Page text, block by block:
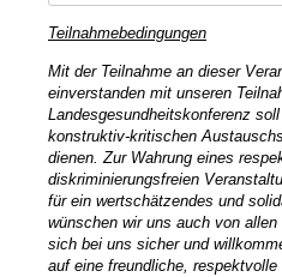
Teilnahmebedingungen
Mit der Teilnahme an dieser
einverstanden mit unseren
Landesgesundheitskonferenz
konstruktiv-kritischen
dienen. Zur Wahrung eines
diskriminierungsfreien
für ein wertschätzendes und
wünschen wir uns auch von
sich bei uns sicher und
auf eine freundliche, respektvolle